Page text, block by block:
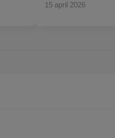
15 april 2026